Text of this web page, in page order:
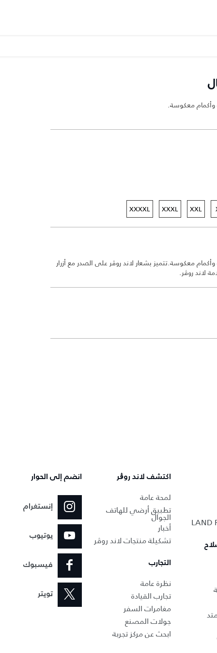
وأكمام معكوسة.
XXL
XXXL
XXXXL
معكوسة.تتميز بشعار لاند روڤر على الصدر مع أزرار
لاند روڤر.
اكتشف لاند روڨر
لمحة عامة
تطبيق أرضي للهاتف
الجوال
أخبار
تشكيلة منتجات لاند روڤر
التجارب
نظرة عامة
تجارب القيادة
مغامرات السفر
جولات المصنع
ابحث عن مركز تجربة
انضم إلى الحوار
إنستغرام
يوتيوب
فيسبوك
تويتر